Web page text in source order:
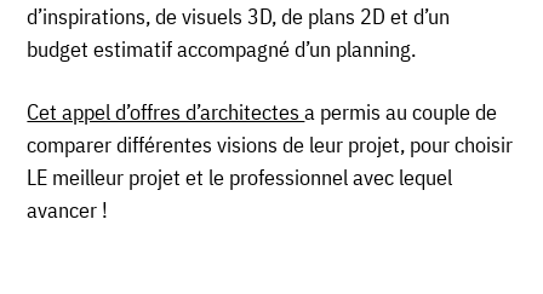
d’inspirations, de visuels 3D, de plans 2D et d’un
budget estimatif accompagné d’un planning.
Cet appel d’offres d’architectesa permis au couple de
comparer différentes visions de leur projet, pour choisir
LE meilleur projet et le professionnel avec lequel
avancer !